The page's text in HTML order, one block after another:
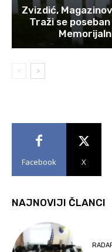
Zvizdić,
Traži se
Facebook X
NAJNOVIJI ČLANCI